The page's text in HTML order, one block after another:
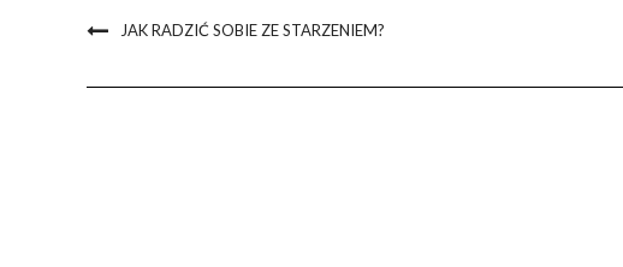
JAK RADZIĆ SOBIE ZE STARZENIEM?